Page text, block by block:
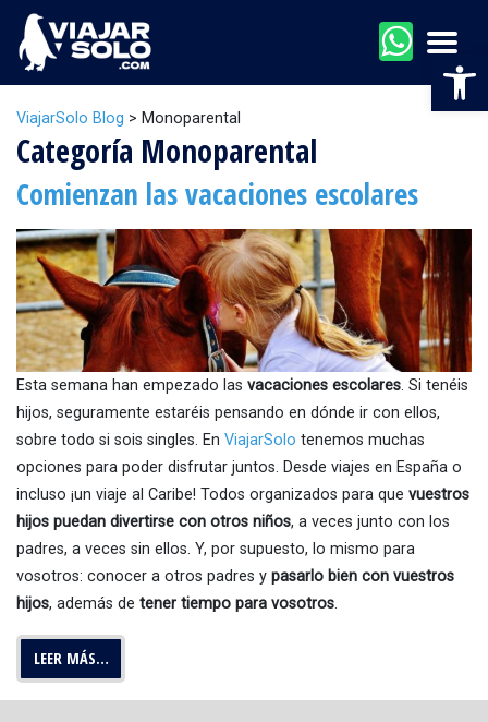
ViajarSolo Blog > Monoparental
Categoría Monoparental
Comienzan las vacaciones escolares
Esta semana han empezado las vacaciones escolares. Si tenéis
hijos, seguramente estaréis pensando en dónde ir con ellos,
sobre todo si sois singles. En ViajarSolo tenemos muchas
opciones para poder disfrutar juntos. Desde viajes en España o
incluso ¡un viaje al Caribe! Todos organizados para que vuestros
hijos puedan divertirse con otros niños, a veces junto con los
padres, a veces sin ellos. Y, por supuesto, lo mismo para
vosotros: conocer a otros padres y pasarlo bien con vuestros
hijos, además de tener tiempo para vosotros.
LEER MÁS…